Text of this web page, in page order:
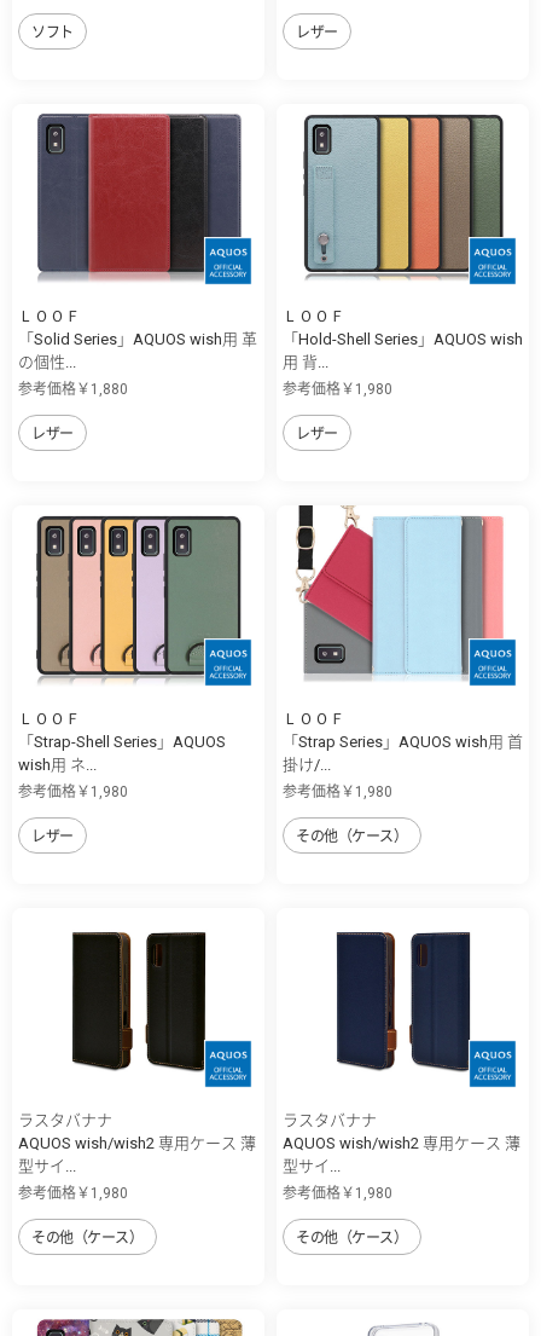
ソフト レザー
ＬＯＯＦ
「Solid Series」AQUOS wish用 革
の個性...
参考価格￥1,880
レザー
ＬＯＯＦ
「Hold-Shell Series」AQUOS wish
用 背...
参考価格￥1,980
レザー
ＬＯＯＦ
「Strap-Shell Series」AQUOS
wish用 ネ...
参考価格￥1,980
レザー
ＬＯＯＦ
「Strap Series」AQUOS wish用 首
掛け/...
参考価格￥1,980
その他（ケース）
ラスタバナナ
AQUOS wish/wish2 専用ケース 薄
型サイ...
参考価格￥1,980
その他（ケース）
ラスタバナナ
AQUOS wish/wish2 専用ケース 薄
型サイ...
参考価格￥1,980
その他（ケース）